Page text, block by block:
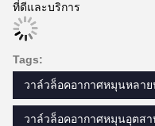
ที่ดีและบริการ
Tags:
วาล์วล็อคอากาศหมุนหลาย
วาล์วล็อคอากาศหมุนอุตสา